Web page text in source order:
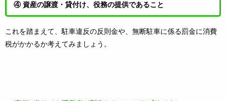
④ 資産の譲渡・貸付け、役務の提供であること
これを踏まえて、駐車違反の反則金や、無断駐車に係る罰金に消費
税がかかるか考えてみましょう。